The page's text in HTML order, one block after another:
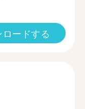
ードする